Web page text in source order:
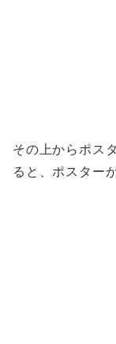
その上からポス
ると、ポスター